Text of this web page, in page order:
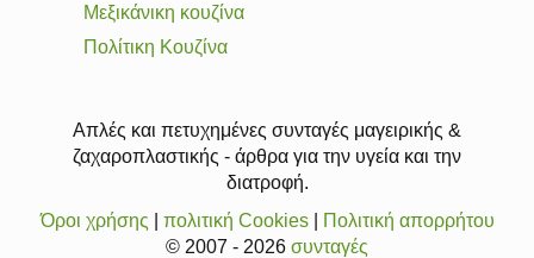
Μεξικάνικη κουζίνα
Πολίτικη Κουζίνα
Απλές και πετυχημένες συνταγές μαγειρικής &
ζαχαροπλαστικής - άρθρα για την υγεία και την
διατροφή.
Όροι χρήσης
πολιτική Cookies|
Πολιτική απορρήτου
© 2007 - 2026 συνταγές